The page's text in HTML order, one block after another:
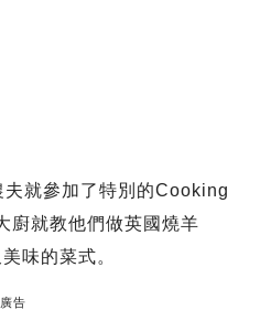
就參加了特別的Cooking
廚就教他們做英國燒羊
味的菜式。
廣告